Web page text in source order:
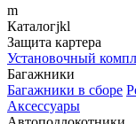
m
Каталогjkl
Защита картера
Установочный
Багажники
Багажники в сборе
Аксессуары